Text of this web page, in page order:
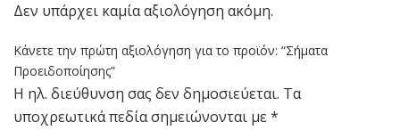
Δεν υπάρχει καμία αξιολόγηση ακόμη.
Κάνετε την πρώτη αξιολόγηση για το προϊόν: “Σήματα
Προειδοποίησης”
Η ηλ. διεύθυνση σας δεν δημοσιεύεται. Τα
υποχρεωτικά πεδία σημειώνονται με*